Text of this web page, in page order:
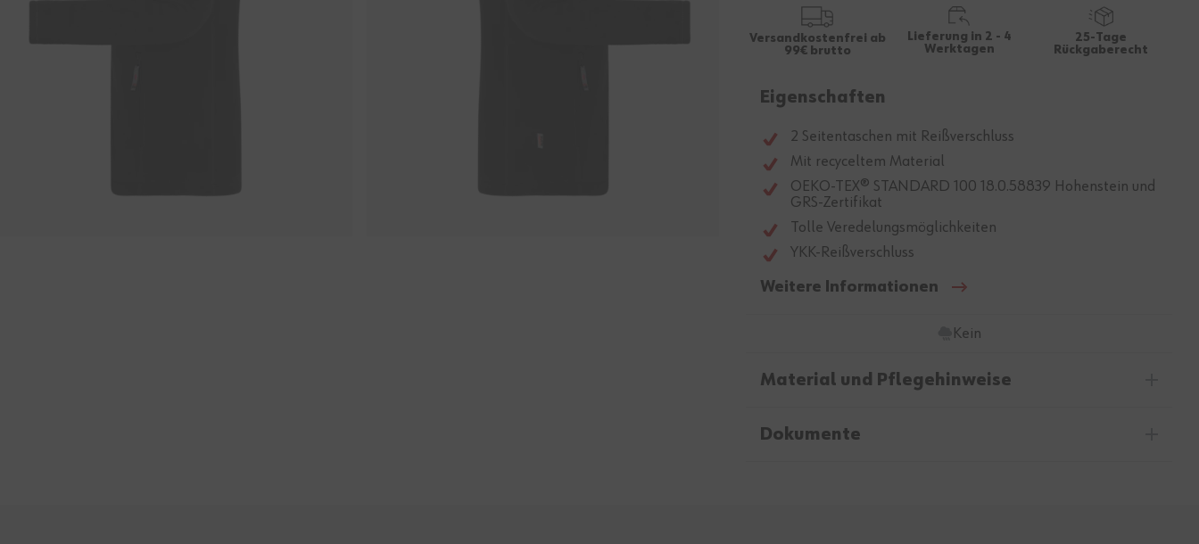
Versandkostenfrei ab
99€ brutto
Lieferung in 2 - 4
Werktagen
25-Tage
Rückgaberecht
Eigenschaften
2 Seitentaschen mit Reißverschluss
Mit recyceltem Material
OEKO-TEX® STANDARD 100 18.0.58839 Hohenstein und
GRS-Zertifikat
Tolle Veredelungsmöglichkeiten
YKK-Reißverschluss
Weitere Informationen
Kein
Material und Pflegehinweise
Dokumente